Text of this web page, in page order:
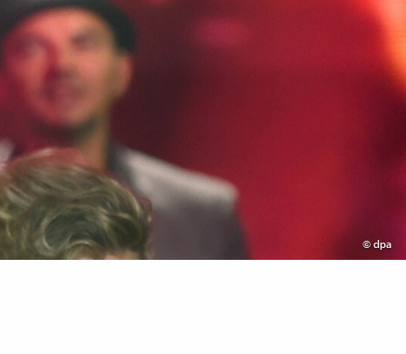
© dpa